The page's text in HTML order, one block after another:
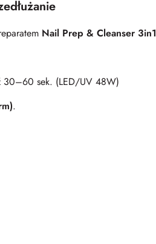
Nail Prep & Cleanser 3in1
30–60 sek. (LED/UV 48W)
.